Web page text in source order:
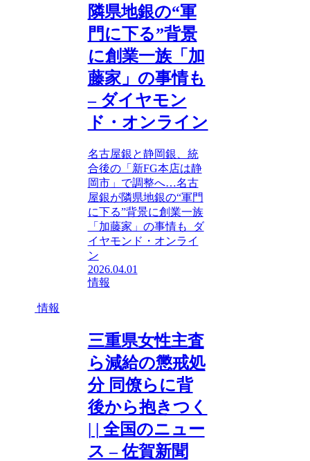
隣県地銀の“軍
門に下る”背景
に創業一族「加
藤家」の事情も
– ダイヤモン
ド・オンライン
名古屋銀と静岡銀、統
合後の「新FG本店は静
岡市」で調整へ…名古
屋銀が隣県地銀の“軍門
に下る”背景に創業一族
「加藤家」の事情も ダ
イヤモンド・オンライ
ン
2026.04.01
情報
情報
三重県女性主査
ら減給の懲戒処
分 同僚らに背
後から抱きつく
| | 全国のニュー
ス – 佐賀新聞